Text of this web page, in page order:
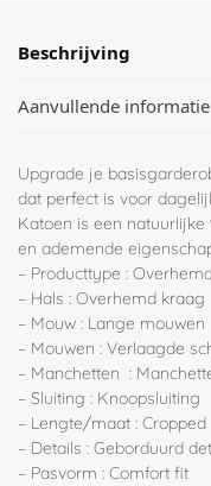
Beschrijving
Aanvullende informatie
Upgrade je
dat perfect is voor
Katoen is een
en ademende
– Producttype :
– Hals : Overhemd kraag
– Mouw : Lange mouwen
– Mouwen : Verlaagde
– Manchetten :
– Sluiting : Knoopsluiting
– Lengte/maat : Cropped
– Details : Geborduurd
– Pasvorm : Comfort fit